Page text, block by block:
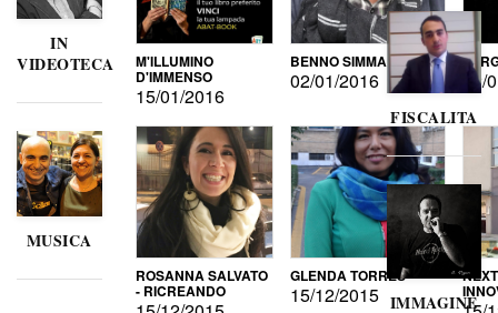
IN
VIDEOTECA
MUSICA
M'ILLUMINO
D'IMMENSO
15/01/2016
BENNO SIMMA
02/01/2016
ROSANNA SALVATO
- RICREANDO
GLENDA TORRES
15/12/2015
FISCALITA
IMMAGINE